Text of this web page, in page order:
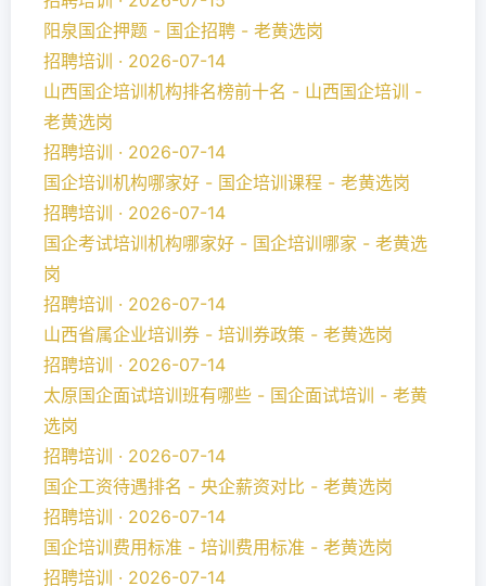
阳泉国企押题 - 国企招聘 - 老黄选岗
招聘培训 · 2026-07-14
山西国企培训机构排名榜前十名 - 山西国企培训 -
老黄选岗
招聘培训 · 2026-07-14
国企培训机构哪家好 - 国企培训课程 - 老黄选岗
招聘培训 · 2026-07-14
国企考试培训机构哪家好 - 国企培训哪家 - 老黄选
岗
招聘培训 · 2026-07-14
山西省属企业培训券 - 培训券政策 - 老黄选岗
招聘培训 · 2026-07-14
太原国企面试培训班有哪些 - 国企面试培训 - 老黄
选岗
招聘培训 · 2026-07-14
国企工资待遇排名 - 央企薪资对比 - 老黄选岗
招聘培训 · 2026-07-14
国企培训费用标准 - 培训费用标准 - 老黄选岗
招聘培训 · 2026-07-14